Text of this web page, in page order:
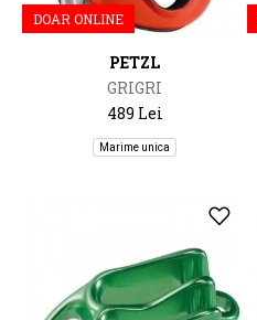
DOAR ONLINE
PETZL
GRIGRI
489 Lei
Marime unica